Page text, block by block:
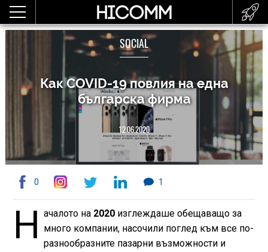
SOCIAL
Как COVID-19 повлия на една
българска фирма
12.06.2020
0 1
Н ачалото на 2020 изглеждаше обещаващо за
много компании, насочили поглед към все по-
разнообразните пазарни възможности и